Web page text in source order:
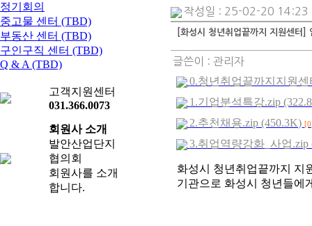
정기회의
중고물 센터 (TBD)
부동산 센터 (TBD)
구인구직 센터 (TBD)
Q & A (TBD)
고객지원센터
031.366.0073
회원사 소개
발안산업단지
협의회
회원사를 소개
합니다.
작성일 : 25-02-20 14:23
[화성시 청년취업끝까지 지원센터
글쓴이 :관리자
0.청년취업끝까지지원
1.기업분석특강.zip
2.추천채용.zip (450.3K)
3.취업역량강화_사업.zip
화성시 청년취업끝까지 지
기관으로 화성시 청년들에